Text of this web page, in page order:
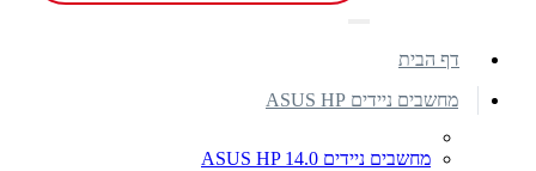
דף הבית
מחשבים ניידים ASUS HP
מחשבים ניידים ASUS HP 14.0